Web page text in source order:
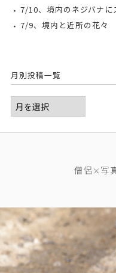
7/10、境内のネジバナに
7/9、境内と近所の花々
月別投稿一覧